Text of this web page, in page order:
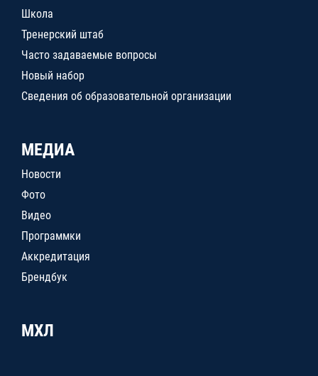
Школа
Тренерский штаб
Часто задаваемые вопросы
Новый набор
Сведения об образовательной организации
МЕДИА
Новости
Фото
Видео
Программки
Аккредитация
Брендбук
МХЛ